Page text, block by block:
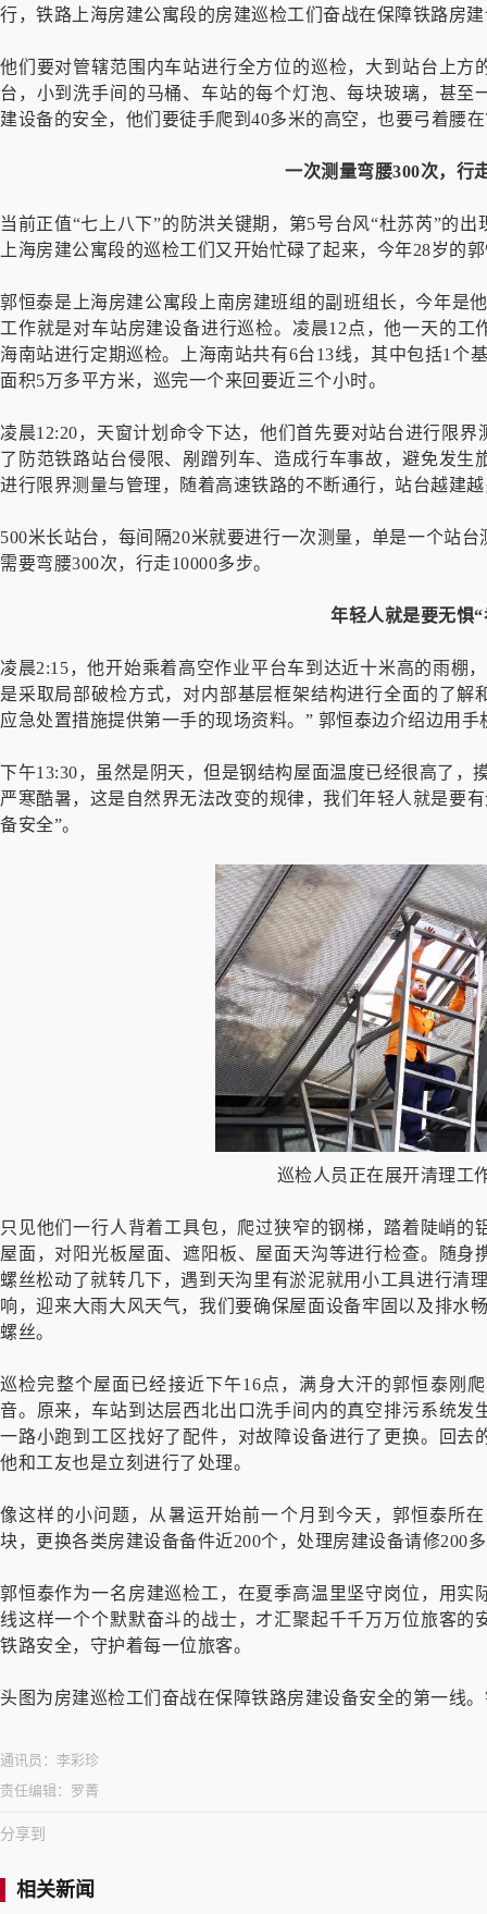
行，铁路上海房建公寓段的房建巡检工们奋战在保障铁路房
他们要对管辖范围内车站进行全方位的巡检，大到站台上
台，小到洗手间的马桶、车站的每个灯泡、每块玻璃，甚
建设备的安全，他们要徒手爬到40多米的高空，也要弓着腰
一次测量弯腰300次，行
当前正值“七上八下”的防洪关键期，第5号台风“杜苏芮”的
上海房建公寓段的巡检工们又开始忙碌了起来，今年28岁的
郭恒泰是上海房建公寓段上南房建班组的副班组长，今年是
工作就是对车站房建设备进行巡检。凌晨12点，他一天的
海南站进行定期巡检。上海南站共有6台13线，其中包括1个
面积5万多平方米，巡完一个来回要近三个小时。
凌晨12:20，天窗计划命令下达，他们首先要对站台进行限
了防范铁路站台侵限、剐蹭列车、造成行车事故，避免发
进行限界测量与管理，随着高速铁路的不断通行，站台越建
500米长站台，每间隔20米就要进行一次测量，单是一个站
需要弯腰300次，行走10000多步。
年轻人就是要无惧“
凌晨2:15，他开始乘着高空作业平台车到达近十米高的雨棚
是采取局部破检方式，对内部基层框架结构进行全面的了
应急处置措施提供第一手的现场资料。” 郭恒泰边介绍边用
下午13:30，虽然是阴天，但是钢结构屋面温度已经很高了
严寒酷暑，这是自然界无法改变的规律，我们年轻人就是要
备安全”。
巡检人员正在展开清理工
只见他们一行人背着工具包，爬过狭窄的钢梯，踏着陡峭
屋面，对阳光板屋面、遮阳板、屋面天沟等进行检查。随
螺丝松动了就转几下，遇到天沟里有淤泥就用小工具进行清
响，迎来大雨大风天气，我们要确保屋面设备牢固以及排水
螺丝。
巡检完整个屋面已经接近下午16点，满身大汗的郭恒泰刚
音。原来，车站到达层西北出口洗手间内的真空排污系统
一路小跑到工区找好了配件，对故障设备进行了更换。回
他和工友也是立刻进行了处理。
像这样的小问题，从暑运开始前一个月到今天，郭恒泰所
块，更换各类房建设备备件近200个，处理房建设备请修200
郭恒泰作为一名房建巡检工，在夏季高温里坚守岗位，用
线这样一个个默默奋斗的战士，才汇聚起千千万万位旅客
铁路安全，守护着每一位旅客。
头图为房建巡检工们奋战在保障铁路房建设备安全的第一线
通讯员： 李彩珍
责任编辑： 罗菁
分享到
相关新闻